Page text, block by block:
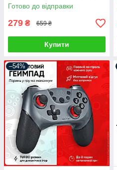
для дому
Готово до відправки
279 ₴ 659 ₴
Купити
–54%